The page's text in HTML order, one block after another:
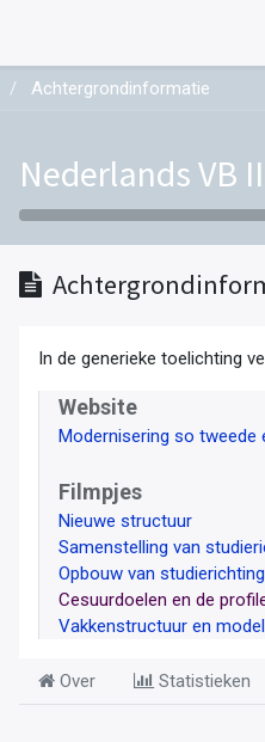
Achtergrondinformatie
Nederlands VB
In de generieke toelichting
Website
Modernisering so tweede
Filmpjes
Nieuwe structuur
Samenstelling van
Opbouw van
Cesuurdoelen en de
Vakkenstructuur en
Over Statistieken